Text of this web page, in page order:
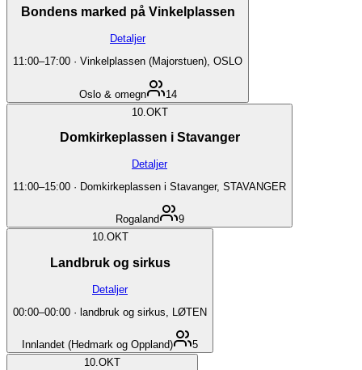
Bondens marked på Vinkelplassen
Detaljer
11:00–17:00 · Vinkelplassen (Majorstuen), OSLO
Oslo & omegn
14
10. OKT
Domkirkeplassen i Stavanger
Detaljer
11:00–15:00 · Domkirkeplassen i Stavanger, STAVANGER
Rogaland
9
10.OKT
Landbruk og sirkus
Detaljer
00:00–00:00 · landbruk og sirkus, LØTEN
Innlandet (Hedmark og Oppland)
5
10.OKT